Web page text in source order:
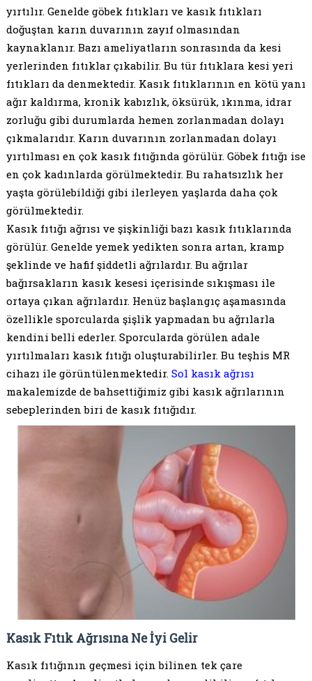
yırtılır. Genelde göbek fıtıkları ve kasık fıtıkları
doğuştan karın duvarının zayıf olmasından
kaynaklanır. Bazı ameliyatların sonrasında da kesi
yerlerinden fıtıklar çıkabilir. Bu tür fıtıklara kesi yeri
fıtıkları da denmektedir. Kasık fıtıklarının en kötü yanı
ağır kaldırma, kronik kabızlık, öksürük, ıkınma, idrar
zorluğu gibi durumlarda hemen zorlanmadan dolayı
çıkmalarıdır. Karın duvarının zorlanmadan dolayı
yırtılması en çok kasık fıtığında görülür. Göbek fıtığı ise
en çok kadınlarda görülmektedir. Bu rahatsızlık her
yaşta görülebildiği gibi ilerleyen yaşlarda daha çok
görülmektedir.
Kasık fıtığı ağrısı ve şişkinliği bazı kasık fıtıklarında
görülür. Genelde yemek yedikten sonra artan, kramp
şeklinde ve hafif şiddetli ağrılardır. Bu ağrılar
bağırsakların kasık kesesi içerisinde sıkışması ile
ortaya çıkan ağrılardır. Henüz başlangıç aşamasında
özellikle sporcularda şişlik yapmadan bu ağrılarla
kendini belli ederler. Sporcularda görülen adale
yırtılmaları kasık fıtığı oluşturabilirler. Bu teşhis MR
cihazı ile görüntülenmektedir. Sol kasık ağrısı
makalemizde de bahsettiğimiz gibi kasık ağrılarının
sebeplerinden biri de kasık fıtığıdır.
Kasık Fıtık Ağrısına Ne İyi Gelir
Kasık fıtığının geçmesi için bilinen tek çare